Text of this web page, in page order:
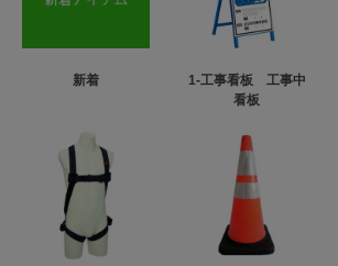
新着
1-工事看板 工事中
看板